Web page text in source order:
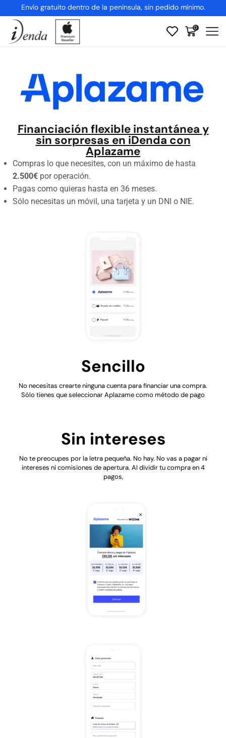
Envío gratuito dentro de la península, sin pedido mínimo.
0
Financiación flexible instantánea y
sin sorpresas en iDenda con
Aplazame
Compras lo que necesites, con un máximo de hasta
2.500€ por operación.
Pagas como quieras hasta en 36 meses.
Sólo necesitas un móvil, una tarjeta y un DNI o NIE.
Sencillo
No necesitas crearte ninguna cuenta para financiar una compra.
Sólo tienes que seleccionar Aplazame como método de pago
Sin intereses
No te preocupes por la letra pequeña. No hay. No vas a pagar ni
intereses ni comisiones de apertura. Al dividir tu compra en 4
pagos,